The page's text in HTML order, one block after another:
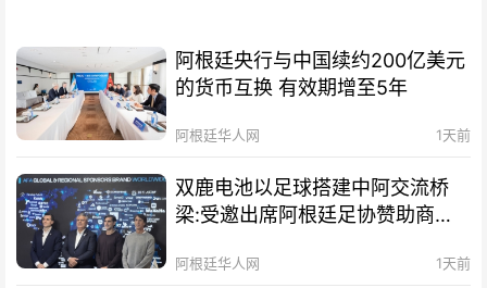
阿根廷央行与中国续约200亿美元
的货币互换 有效期增至5年
阿根廷华人网 1天前
双鹿电池以足球搭建中阿交流桥
梁:受邀出席阿根廷足协赞助商招
阿根廷华人网 1天前